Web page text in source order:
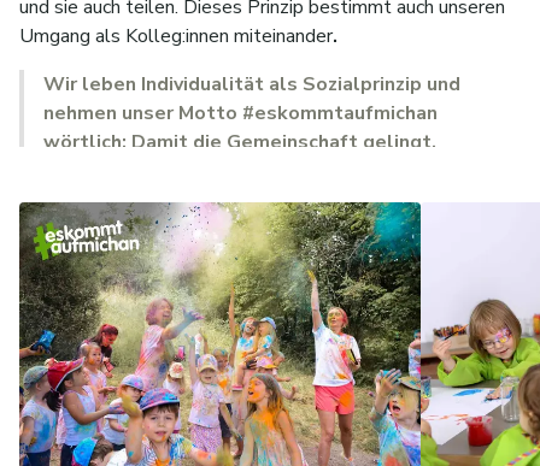
und sie auch teilen. Dieses Prinzip bestimmt auch unseren
Umgang als Kolleg:innen miteinander.
Wir leben Individualität als Sozialprinzip und
nehmen unser Motto #eskommtaufmichan
wörtlich: Damit die Gemeinschaft gelingt,
Aus diesem Verständnis heraus haben wir dieelement-i
Pädagogikentwickelt, welche sich an denindividuellen
Stärken, PotenzialenundInteressender Kinder und
Jugendlichen orientiert und sie darin bestärkt, sich für die
Gruppe zu engagieren. In dertäglichen Kinderkonferenz
bringen Kinder und Pädagog:innengemeinsam
Vorschlägefür dieGestaltung des Tagesein. So
können die Kinder ihren individuellen Interessen nachgehen
und selbst entscheiden, was sie spielen und lernen